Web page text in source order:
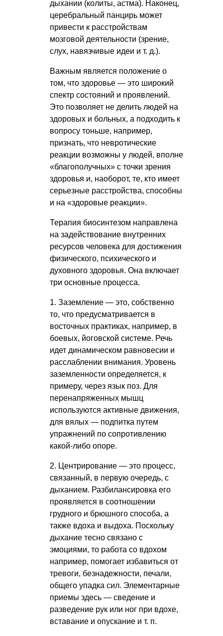
дыхании (колиты, астма). Наконец,
церебральный панцирь может
привести к расстройствам
мозговой деятельности (зрение,
слух, навязчивые идеи и т. д.).
Важным является положение о
том, что здоровье — это широкий
спектр состояний и проявлений.
Это позволяет не делить людей на
здоровых и больных, а подходить к
вопросу тоньше, например,
признать, что невротические
реакции возможны у людей, вполне
«благополучных» с точки зрения
здоровья и, наоборот, те, кто имеет
серьезные расстройства, способны
и на «здоровые реакции».
Терапия биосинтезом направлена
на задействование внутренних
ресурсов человека для достижения
физического, психического и
духовного здоровья. Она включает
три основные процесса.
1. Заземление — это, собственно
то, что предусматривается в
восточных практиках, например, в
боевых, йоговской системе. Речь
идет динамическом равновесии и
расслаблении внимания. Уровень
заземленности определяется, к
примеру, через язык поз. Для
перенапряженных мышц
используются активные движения,
для вялых — подпитка путем
упражнений по сопротивлению
какой-либо опоре.
2. Центрирование — это процесс,
связанный, в первую очередь, с
дыханием. Разбилансировка его
проявляется в соотношении
грудного и брюшного способа, а
также вдоха и выдоха. Поскольку
дыхание тесно связано с
эмоциями, то работа со вдохом
например, помогает избавиться от
тревоги, безнадежности, печали,
общего упадка сил. Элементарные
приемы здесь — сведение и
разведение рук или ног при вдохе,
вставание и опускание и т. п.